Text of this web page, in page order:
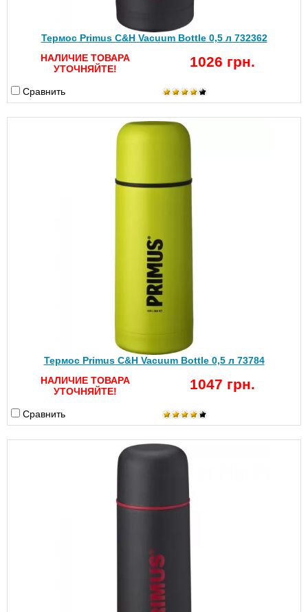
Термос Primus C&H Vacuum Bottle 0,5 л 732362
НАЛИЧИЕ ТОВАРА
УТОЧНЯЙТЕ!
1026 грн.
Сравнить
Термос Primus C&H Vacuum Bottle 0,5 л 73784
НАЛИЧИЕ ТОВАРА
УТОЧНЯЙТЕ!
1047 грн.
Сравнить